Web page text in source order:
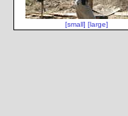
[small] [large]